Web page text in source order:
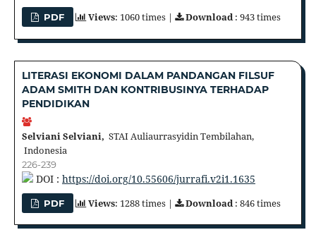
PDF Views: 1060 times | Download: 943 times
LITERASI EKONOMI DALAM PANDANGAN FILSUF
ADAM SMITH DAN KONTRIBUSINYA TERHADAP
PENDIDIKAN
Selviani Selviani, STAI Auliaurrasyidin Tembilahan,
Indonesia
226-239
DOI : https://doi.org/10.55606/jurrafi.v2i1.1635
PDF Views: 1288 times | Download : 846 times